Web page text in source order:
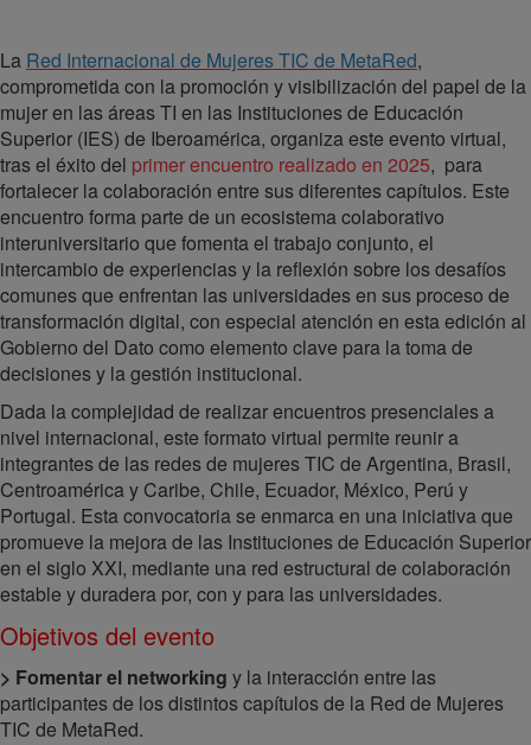
La Red Internacional de Mujeres TIC de MetaRed,
comprometida con la promoción y visibilización del papel de la
mujer en las áreas TI en las Instituciones de Educación
Superior (IES) de Iberoamérica, organiza este evento virtual,
tras el éxito del primer encuentro realizado en 2025, para
fortalecer la colaboración entre sus diferentes capítulos. Este
encuentro forma parte de un ecosistema colaborativo
interuniversitario que fomenta el trabajo conjunto, el
intercambio de experiencias y la reflexión sobre los desafíos
comunes que enfrentan las universidades en sus proceso de
transformación digital, con especial atención en esta edición al
Gobierno del Dato como elemento clave para la toma de
decisiones y la gestión institucional.
Dada la complejidad de realizar encuentros presenciales a
nivel internacional, este formato virtual permite reunir a
integrantes de las redes de mujeres TIC de Argentina, Brasil,
Centroamérica y Caribe, Chile, Ecuador, México, Perú y
Portugal. Esta convocatoria se enmarca en una iniciativa que
promueve la mejora de las Instituciones de Educación Superior
en el siglo XXI, mediante una red estructural de colaboración
estable y duradera por, con y para las universidades.
Objetivos del evento
> Fomentar el networking y la interacción entre las
participantes de los distintos capítulos de la Red de Mujeres
TIC de MetaRed.